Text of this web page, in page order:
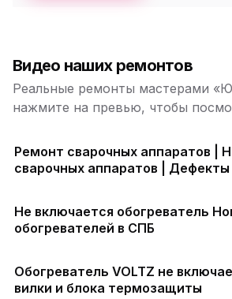
Видео наших ремонтов
Реальные ремонты мастерами
нажмите на превью, чтобы
Ремонт сварочных аппаратов |
сварочных аппаратов |
Не включается обогреватель
обогревателей в СПБ
Обогреватель VOLTZ не
вилки и блока термозащиты